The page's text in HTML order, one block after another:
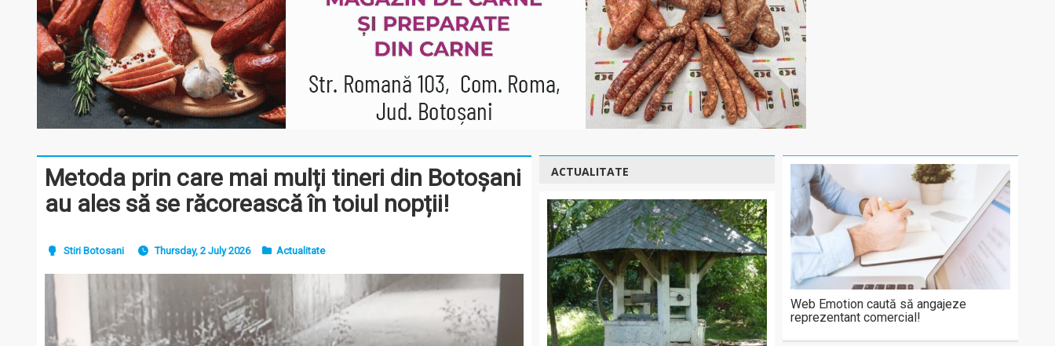
Metoda prin care mai mulți tineri din Botoșani
au ales să se răcorească în toiul nopții!
Stiri Botosani Thursday, 2 July 2026 Actualitate
ACTUALITATE
Web Emotion caută să angajeze
reprezentant comercial!